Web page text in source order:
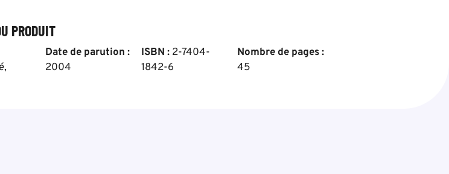
PRODUIT
,
Date de parution :
2004
ISBN : 2-7404-
1842-6
Nombre de pages :
45